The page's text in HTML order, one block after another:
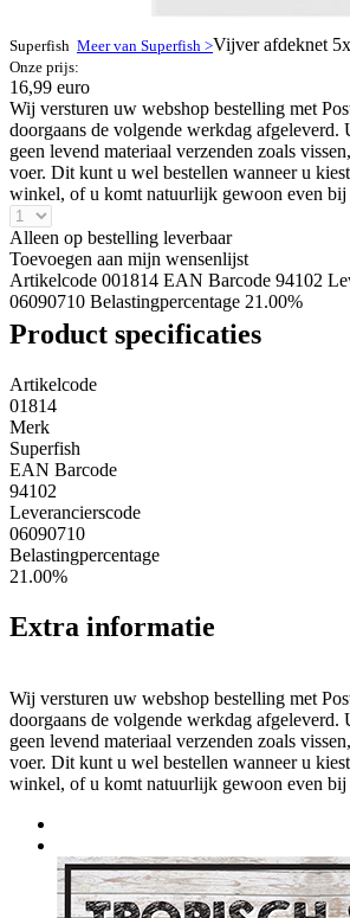
Superfish Meer van Superfish >Vijver afdeknet
Onze prijs:
16,99 euro
Wij versturen uw webshop bestelling met
doorgaans de volgende werkdag afgeleverd.
geen levend materiaal verzenden zoals
voer. Dit kunt u wel bestellen wanneer u
winkel, of u komt natuurlijk gewoon even bij
Alleen op bestelling leverbaar
Toevoegen aan mijn wensenlijst
Artikelcode 001814 EAN Barcode 94102
06090710 Belastingpercentage 21.00%
Product specificaties
Artikelcode
01814
Merk
Superfish
EAN Barcode
94102
Leverancierscode
06090710
Belastingpercentage
21.00%
Extra informatie
Wij versturen uw webshop bestelling met
doorgaans de volgende werkdag afgeleverd.
geen levend materiaal verzenden zoals
voer. Dit kunt u wel bestellen wanneer u
winkel, of u komt natuurlijk gewoon even bij